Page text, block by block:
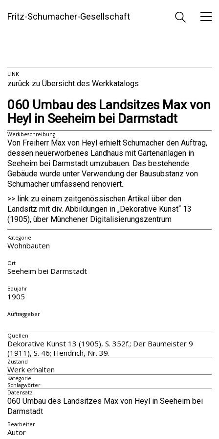
Fritz-Schumacher-Gesellschaft
LINK
zurück zu Übersicht des Werkkatalogs
060 Umbau des Landsitzes Max von
Heyl in Seeheim bei Darmstadt
Werkbeschreibung
Von Freiherr Max von Heyl erhielt Schumacher den Auftrag,
dessen neuerworbenes Landhaus mit Gartenanlagen in
Seeheim bei Darmstadt umzubauen. Das bestehende
Gebäude wurde unter Verwendung der Bausubstanz von
Schumacher umfassend renoviert.
>> link zu einem zeitgenössischen Artikel über den
Landsitz mit div. Abbildungen in „Dekorative Kunst“ 13
(1905), über Münchener Digitalisierungszentrum
Kategorie
Wohnbauten
Ort
Seeheim bei Darmstadt
Baujahr
1905
Auftraggeber
Quellen
Dekorative Kunst 13 (1905), S. 352f.; Der Baumeister 9
(1911), S. 46; Hendrich, Nr. 39.
Zustand
Werk erhalten
Kategorie
Schlagwörter
Datensatz
060 Umbau des Landsitzes Max von Heyl in Seeheim bei
Darmstadt
Bearbeiter
Autor